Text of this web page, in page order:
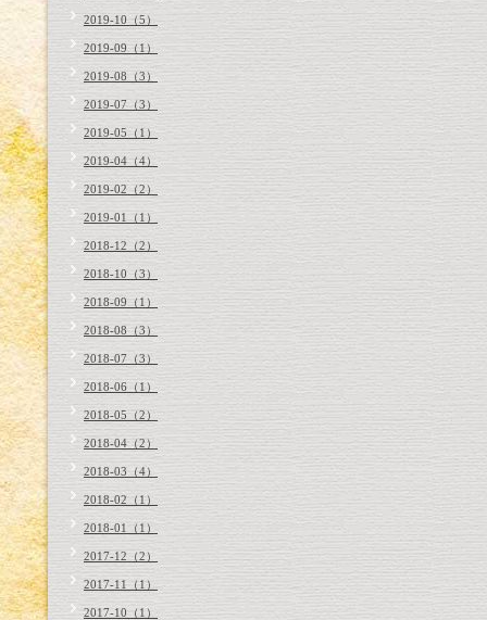
2019-10（5）
2019-09（1）
2019-08（3）
2019-07（3）
2019-05（1）
2019-04（4）
2019-02（2）
2019-01（1）
2018-12（2）
2018-10（3）
2018-09（1）
2018-08（3）
2018-07（3）
2018-06（1）
2018-05（2）
2018-04（2）
2018-03（4）
2018-02（1）
2018-01（1）
2017-12（2）
2017-11（1）
2017-10（1）